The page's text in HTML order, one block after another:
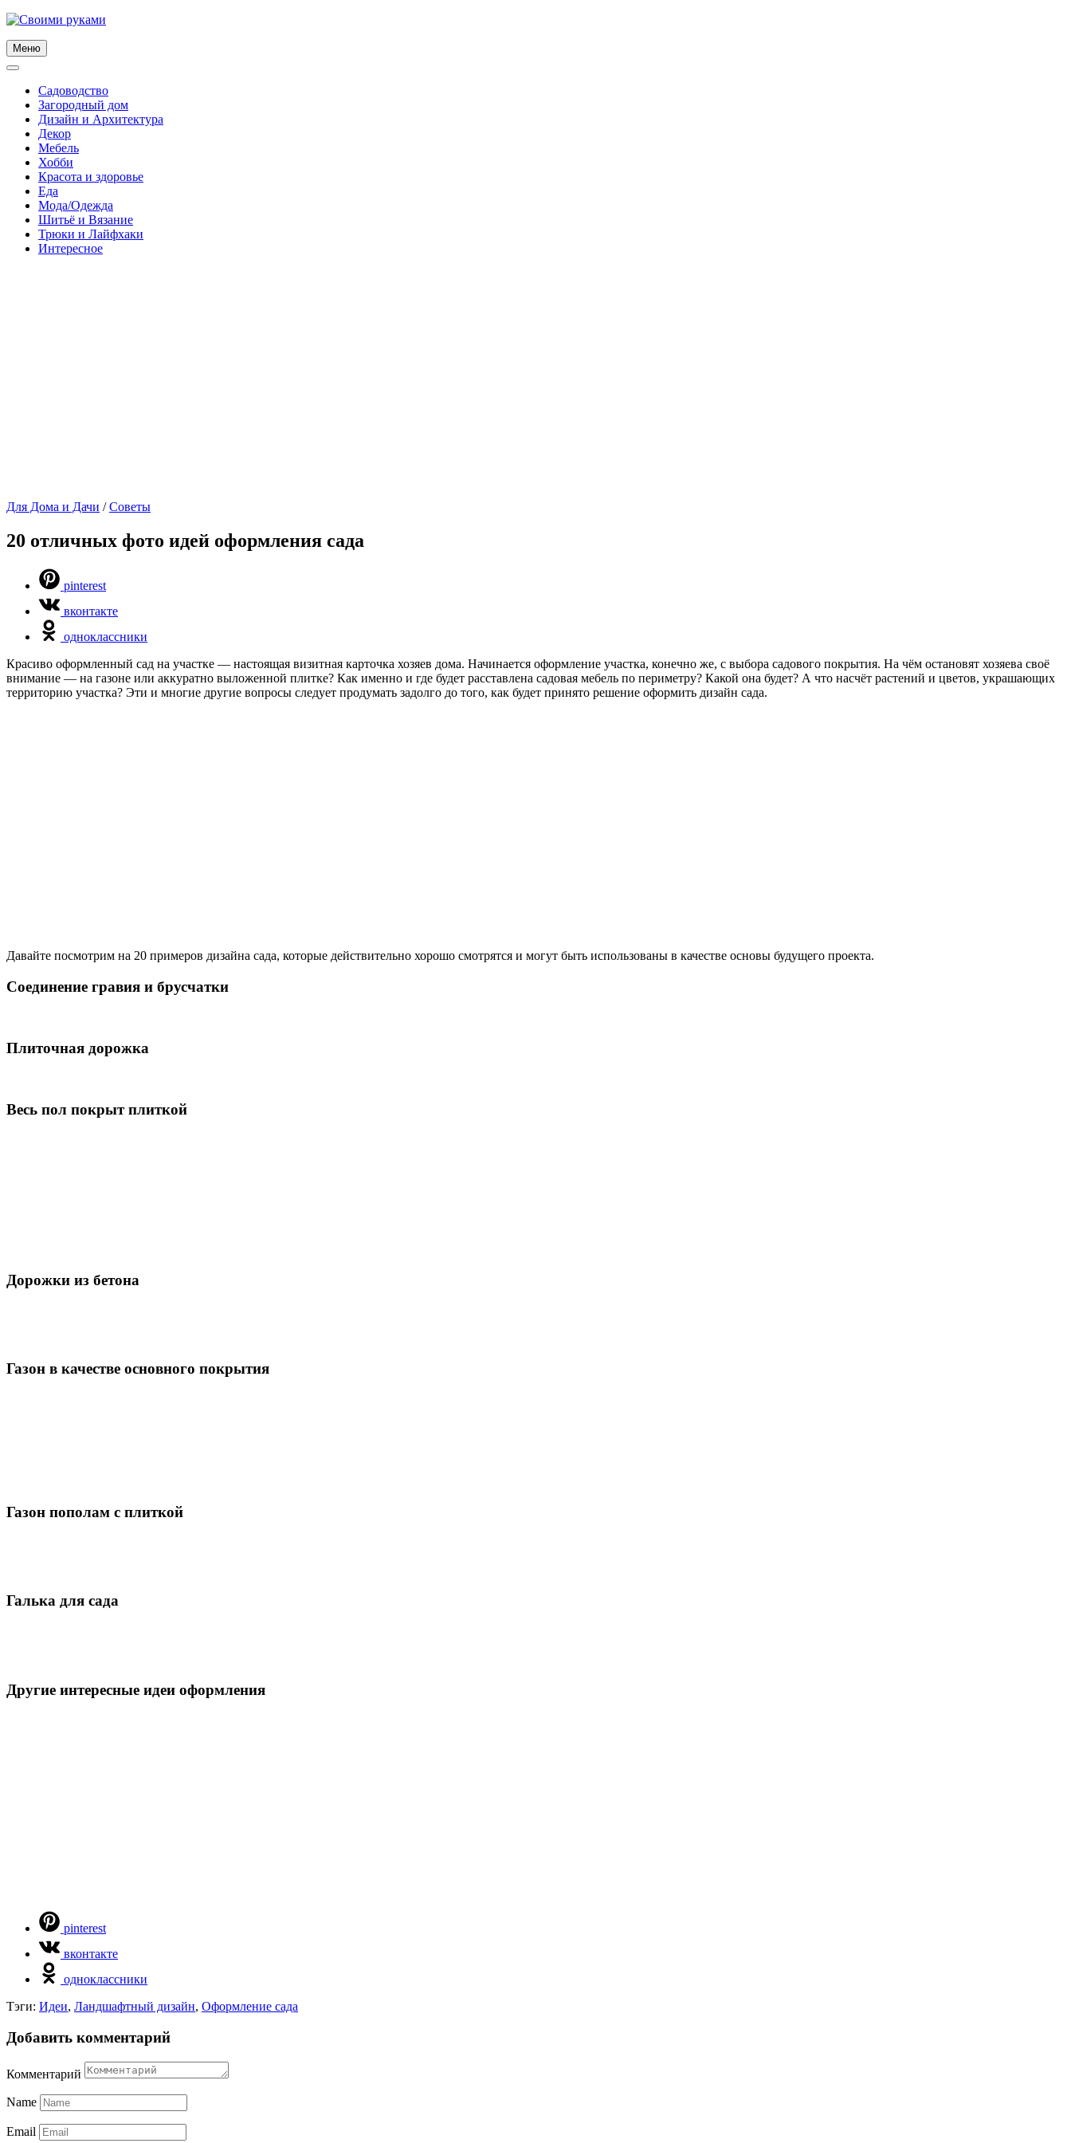
Skip
content
Меню
Садоводство
Загородный дом
Дизайн и Архитектура
Декор
Мебель
Хобби
Красота и здоровье
Еда
Мода/Одежда
Шитьё и Вязание
Трюки и Лайфхаки
Интересное
Для Дома и Дачи /Советы
20 отличных фото идей оформления сада
pinterest
вконтакте
одноклассники
Красиво оформленный сад на участке — настоящая визитная карточка хозяев дома. Начинается оформление участка, конечно же, с выбора садового покрытия. На чём остановят хозяева своё
внимание — на газоне или аккуратно выложенной плитке? Как именно и где будет расставлена садовая мебель по периметру? Какой она будет? А что насчёт растений и цветов, украшающих
территорию участка? Эти и многие другие вопросы следует продумать задолго до того, как будет принято решение оформить дизайн сада.
Давайте посмотрим на 20 примеров дизайна сада, которые действительно хорошо смотрятся и могут быть использованы в качестве основы будущего проекта.
Соединение гравия и брусчатки
Плиточная дорожка
Весь пол покрыт плиткой
Дорожки из бетона
Газон в качестве основного покрытия
Газон пополам с плиткой
Галька для сада
Другие интересные идеи оформления
pinterest
вконтакте
одноклассники
Тэги: Идеи, Ландшафтный дизайн, Оформление сада
Добавить комментарий
Комментарий
Name
Email